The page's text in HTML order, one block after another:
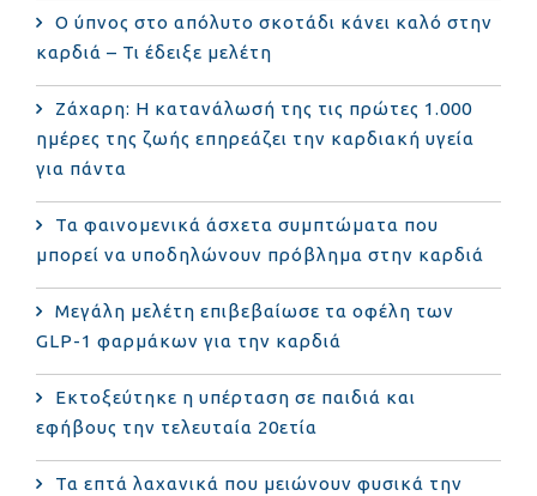
Ο ύπνος στο απόλυτο σκοτάδι κάνει καλό στην
καρδιά – Τι έδειξε μελέτη
Ζάχαρη: Η κατανάλωσή της τις πρώτες 1.000
ημέρες της ζωής επηρεάζει την καρδιακή υγεία
για πάντα
Τα φαινομενικά άσχετα συμπτώματα που
μπορεί να υποδηλώνουν πρόβλημα στην καρδιά
Μεγάλη μελέτη επιβεβαίωσε τα οφέλη των
GLP-1 φαρμάκων για την καρδιά
Εκτοξεύτηκε η υπέρταση σε παιδιά και
εφήβους την τελευταία 20ετία
Τα επτά λαχανικά που μειώνουν φυσικά την